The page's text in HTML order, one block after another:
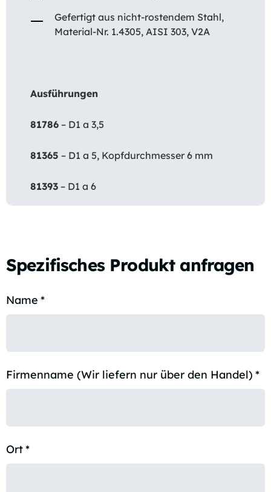
Gefertigt aus nicht-rostendem Stahl,
Material-Nr. 1.4305, AISI 303, V2A
Ausführungen
81786 – D1 a 3,5
81365 – D1 a 5, Kopfdurchmesser 6 mm
81393 – D1 a 6
Spezifisches Produkt anfragen
Name *
Firmenname (Wir liefern nur über den Handel) *
Ort*